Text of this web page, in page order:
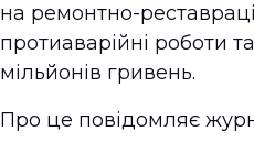
на ремонтно-
протиаварійні роботи
мільйонів гривень.
Про це повідомляє